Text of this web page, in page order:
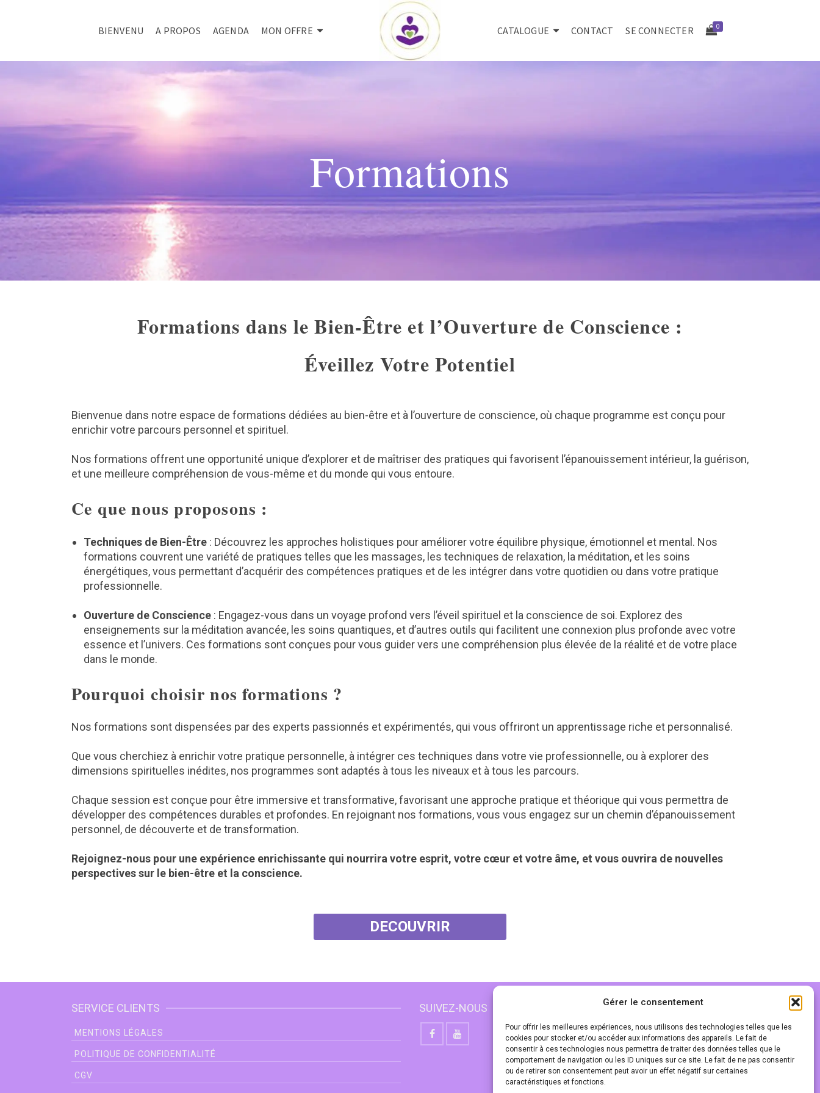
Gérer le consentement
Pour offrir les meilleures expériences, nous utilisons des technologies telles que les
cookies pour stocker et/ou accéder aux informations des appareils. Le fait de
consentir à ces technologies nous permettra de traiter des données telles que le
comportement de navigation ou les ID uniques sur ce site. Le fait de ne pas consentir
ou de retirer son consentement peut avoir un effet négatif sur certaines
caractéristiques et fonctions.
BIENVENU A PROPOS AGENDA MON OFFRE CATALOGUE CONTACT SE CONNECTER 0
Formations
Formations dans le Bien-Être et l’Ouverture de Conscience :
Éveillez Votre Potentiel
Bienvenue dans notre espace de formations dédiées au bien-être et à l’ouverture de conscience, où chaque programme est conçu pour
enrichir votre parcours personnel et spirituel.
Nos formations offrent une opportunité unique d’explorer et de maîtriser des pratiques qui favorisent l’épanouissement intérieur, la guérison,
et une meilleure compréhension de vous-même et du monde qui vous entoure.
Ce que nous proposons :
Techniques de Bien-Être : Découvrez les approches holistiques pour améliorer votre équilibre physique, émotionnel et mental. Nos
formations couvrent une variété de pratiques telles que les massages, les techniques de relaxation, la méditation, et les soins
énergétiques, vous permettant d’acquérir des compétences pratiques et de les intégrer dans votre quotidien ou dans votre pratique
professionnelle.
Ouverture de Conscience : Engagez-vous dans un voyage profond vers l’éveil spirituel et la conscience de soi. Explorez des
enseignements sur la méditation avancée, les soins quantiques, et d’autres outils qui facilitent une connexion plus profonde avec votre
essence et l’univers. Ces formations sont conçues pour vous guider vers une compréhension plus élevée de la réalité et de votre place
dans le monde.
Pourquoi choisir nos formations ?
Nos formations sont dispensées par des experts passionnés et expérimentés, qui vous offriront un apprentissage riche et personnalisé.
Que vous cherchiez à enrichir votre pratique personnelle, à intégrer ces techniques dans votre vie professionnelle, ou à explorer des
dimensions spirituelles inédites, nos programmes sont adaptés à tous les niveaux et à tous les parcours.
Chaque session est conçue pour être immersive et transformative, favorisant une approche pratique et théorique qui vous permettra de
développer des compétences durables et profondes. En rejoignant nos formations, vous vous engagez sur un chemin d’épanouissement
personnel, de découverte et de transformation.
Rejoignez-nous pour une expérience enrichissante qui nourrira votre esprit, votre cœur et votre âme, et vous ouvrira de nouvelles
perspectives sur le bien-être et la conscience.
DECOUVRIR
SERVICE CLIENTS
MENTIONS LÉGALES
POLITIQUE DE CONFIDENTIALITÉ
CGV
SUIVEZ-NOUS